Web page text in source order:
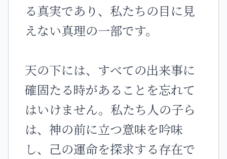
る真実であり、私たちの目に見
えない真理の一部です。
天の下には、すべての出来事に
確固たる時があることを忘れて
はいけません。私たち人の子ら
は、神の前に立つ意味を吟味
し、己の運命を探求する存在で